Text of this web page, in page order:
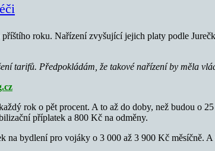
roku. Nařízení zvyšující jejich platy podle
tarifů. Předpokládám, že takové nařízení by měla
rok o pět procent. A to až do doby, než budou o
příplatek a 800 Kč na odměny.
bydlení pro vojáky o 3 000 až 3 900 Kč měsíčně.